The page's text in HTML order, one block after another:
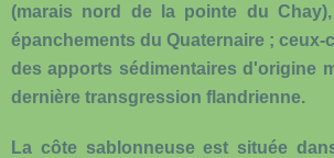
(marais nord de la pointe du
épanchements du Quaternaire ;
des apports sédimentaires d'origine
dernière transgression flandrienne.
La côte sablonneuse est située